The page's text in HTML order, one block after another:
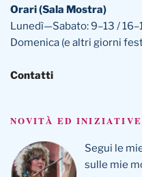
Orari (Sala Mostra)
Lunedì—Sabato: 9–13 /
Domenica (e altri giorni
Contatti
NOVITÀ ED INIZIATIVE
Segui le
sulle mie